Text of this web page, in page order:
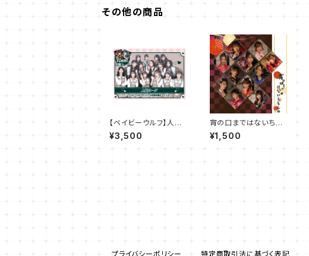
その他の商品
【ベイビーウルフ】人狼
カード
¥3,500
宵の口まではないちも
んめ/CD
¥1,500
プライバシーポリシー 特定商取引法に基づく表記